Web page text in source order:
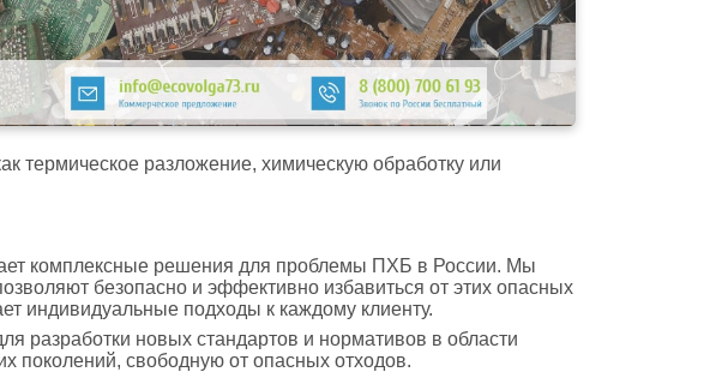
термическое разложение, химическую обработку или
комплексные решения для проблемы ПХБ в России. Мы
безопасно и эффективно избавиться от этих опасных
индивидуальные подходы к каждому клиенту.
разработки новых стандартов и нормативов в области
поколений, свободную от опасных отходов.